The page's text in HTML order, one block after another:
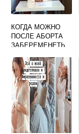
КОГДА МОЖНО
ПОСЛЕ АБОРТА
ЗАБЕРЕМЕНЕТЬ